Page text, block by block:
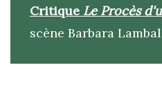
Critique Le Procès
scène Barbara